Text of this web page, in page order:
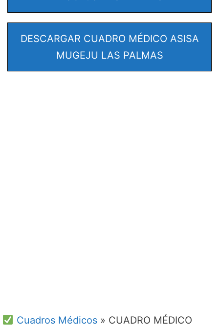
DESCARGAR CUADRO MÉDICO ASISA
MUGEJU LAS PALMAS
Cuadros Médicos» CUADRO MÉDICO